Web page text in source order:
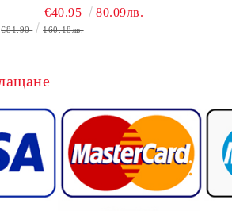
ЕКСПЕДИЦИИ + ПРОМО КАРТИ
БЕЗПЛАТНО
€40.95 80.09лв.
€81.90 160.18лв.